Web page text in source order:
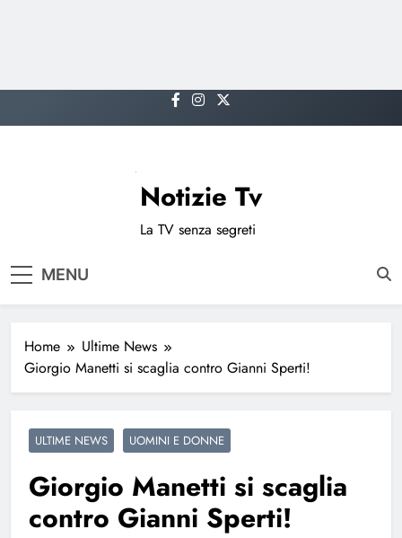
to
Notizie Tv
La TV senza segreti
MENU
Home
Ultime News
Giorgio Manetti si scaglia contro Gianni Sperti!
ULTIME NEWS UOMINI E DONNE
Giorgio Manetti si scaglia
contro Gianni Sperti!